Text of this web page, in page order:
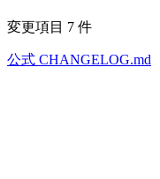
変更項目 7 件
公式 CHANGELOG.md